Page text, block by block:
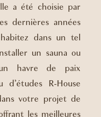
a été choisie par
dernières années
dans un tel
un sauna ou
havre de paix
d’études R-House
votre projet de
les meilleures